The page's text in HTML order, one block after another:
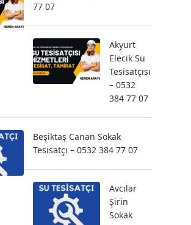
77 07
Akyurt
Elecik Su
Tesisatçısı
– 0532
384 77 07
Beşiktaş Canan Sokak
Tesisatçı – 0532 384 77 07
Avcılar
Şirin
Sokak